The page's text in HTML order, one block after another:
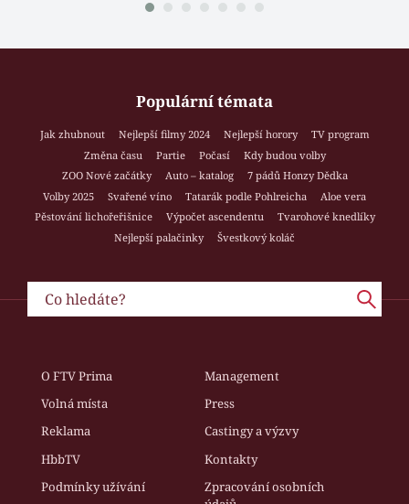
Populární témata
Jak zhubnout Nejlepší filmy 2024 Nejlepší horory
TV program
Změna času
Partie Počasí
Kdy budou volby
ZOO Nové začátky
Auto – katalog
7 pádů Honzy Dědka
Volby 2025
Svařené víno Tatarák podle Pohlreicha
Aloe vera
Pěstování lichořeřišnice
Výpočet ascendentu
Tvarohové knedlíky
Nejlepší palačinky
Švestkový koláč
O FTV Prima
Management
Volná místa
Press
Reklama
Castingy a výzvy
HbbTV
Kontakty
Podmínky užívání
Zpracování osobních